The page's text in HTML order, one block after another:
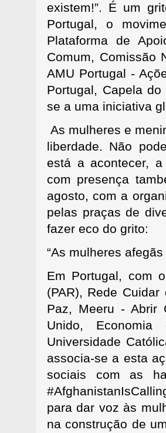
existem!”. É um
Portugal, o
Plataforma de
Comum, Comissão
AMU Portugal -
Portugal, Capela
se a uma iniciativa
As mulheres e
liberdade. Não
está a acontecer, a
com presença
agosto, com a
pelas praças de
fazer eco do grito:
“As mulheres
Em Portugal, com
(PAR), Rede
Paz, Meeru - Abrir
Unido,
Universidade
associa-se a esta
sociais com as
para dar voz às
na construção de